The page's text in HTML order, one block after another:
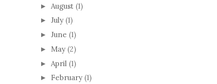
► August (1)
► July (1)
► June (1)
► May (2)
► April (1)
► February (1)